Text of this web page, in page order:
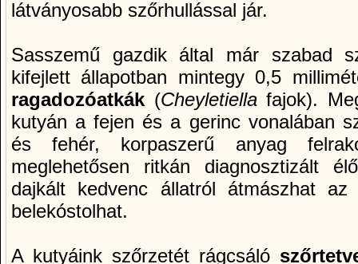
látványosabb szőrhullással jár.
Sasszemű gazdik által már szabad
kifejlett állapotban mintegy 0,5
ragadozóatkák (Cheyletiellafajok).
kutyán a fejen és a gerinc vonalában
és fehér, korpaszerű anyag
meglehetősen ritkán diagnosztizált
dajkált kedvenc állatról átmászhat
belekóstolhat.
A kutyáink szőrzetét rágcsáló